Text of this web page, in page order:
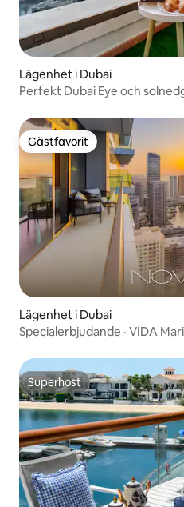
Lägenhet i Dubai
Perfekt Dubai Eye och
Gästfavorit
Gästfavorit
Lägenhet i Dubai
Specialerbjudande · VIDA
Superhost
Superhost